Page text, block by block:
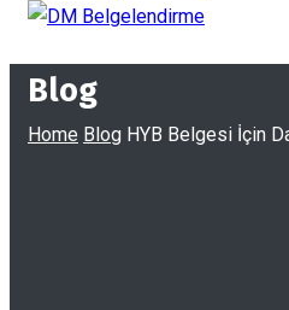
Blog
Home Blog HYB Belgesi İçin